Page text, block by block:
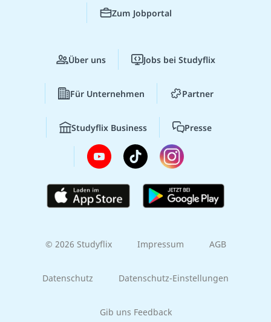
Zum Jobportal
Über uns Jobs bei Studyflix
Für Unternehmen Partner
Studyflix Business Presse
© 2026 Studyflix Impressum AGB
Datenschutz Datenschutz-Einstellungen
Gib uns Feedback